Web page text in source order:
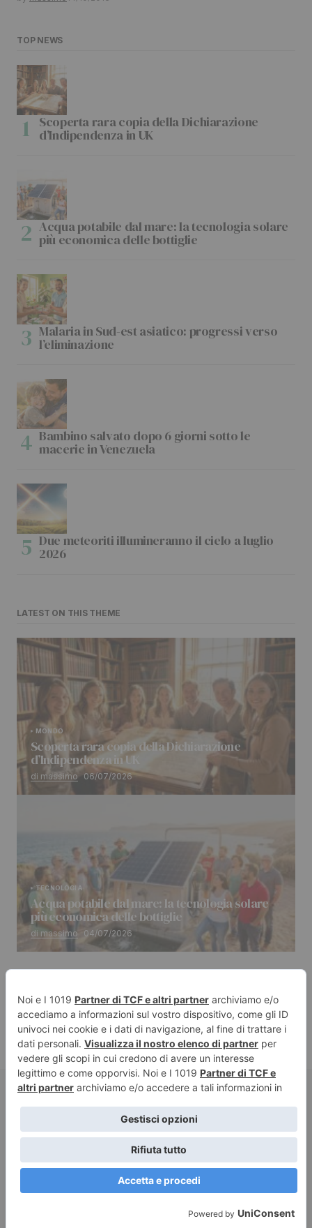
TOP NEWS
Scoperta rara copia della Dichiarazione
d’Indipendenza in UK
Acqua potabile dal mare: la tecnologia solare
più economica delle bottiglie
Malaria in Sud-est asiatico: progressi verso
l’eliminazione
Bambino salvato dopo 6 giorni sotto le
macerie in Venezuela
Due meteoriti illumineranno il cielo a luglio
2026
LATEST ON THIS THEME
MONDO
Scoperta rara copia della Dichiarazione
d’Indipendenza in UK
di massimo 06/07/2026
TECNOLOGIA
Acqua potabile dal mare: la tecnologia solare
più economica delle bottiglie
di massimo 04/07/2026
© 2024 Golden Communication srl. All Rights Reserved.
AnimaliCulturaScienza